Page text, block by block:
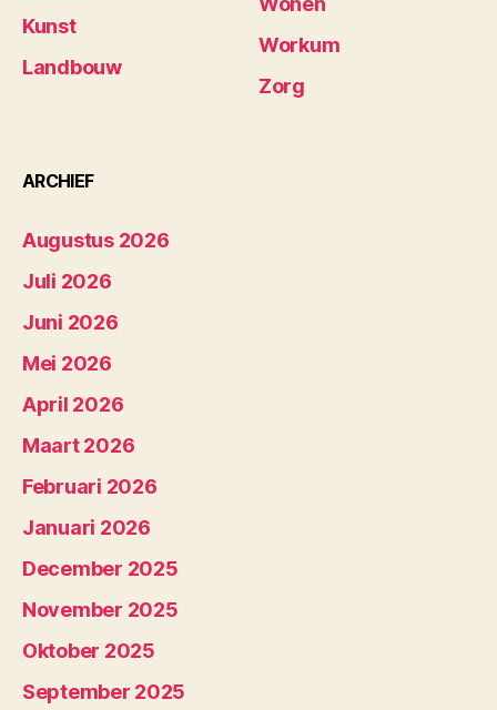
Kunst
Landbouw
Workum
Zorg
ARCHIEF
Augustus 2026
Juli 2026
Juni 2026
Mei 2026
April 2026
Maart 2026
Februari 2026
Januari 2026
December 2025
November 2025
Oktober 2025
September 2025